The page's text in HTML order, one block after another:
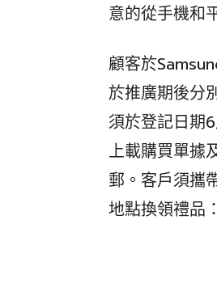
意的從手機和
顧客於
於推廣期後分
須於登記日期
上載購買單據
郵。客戶須攜
地點換領禮品：